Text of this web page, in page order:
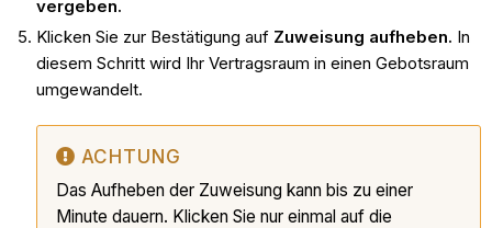
vergeben.
Klicken Sie zur Bestätigung auf Zuweisung aufheben. In
diesem Schritt wird Ihr Vertragsraum in einen Gebotsraum
umgewandelt.
ACHTUNG
Das Aufheben der Zuweisung kann bis zu einer
Minute dauern. Klicken Sie nur einmal auf die